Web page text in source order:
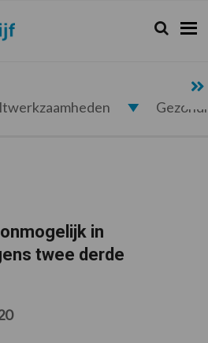
Zoeken...
Zoek
in
twee derde